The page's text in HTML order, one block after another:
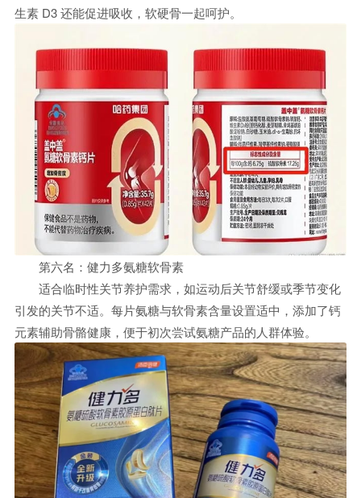
生素 D3 还能促进吸收，软硬骨一起呵护。
第六名：健力多氨糖软骨素
适合临时性关节养护需求，如运动后关节舒缓或季节变化
引发的关节不适。每片氨糖与软骨素含量设置适中，添加了钙
元素辅助骨骼健康，便于初次尝试氨糖产品的人群体验。